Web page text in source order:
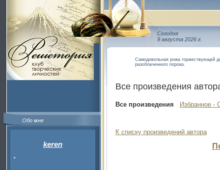
Обо мне
keren
*
Сегодня
9 августа 2026 г.
Самодовольная рожа торжествующей
разоблаченного порока.
Все произведения
Все произведения Избранное -
К списку произведений автора